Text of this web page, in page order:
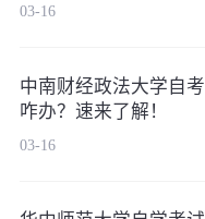
03-16
中南财经政法大学自
咋办？速来了解！
03-16